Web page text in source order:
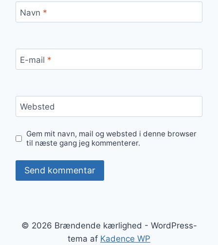
Navn *
E-mail *
Websted
Gem mit navn, mail og websted i denne browser
til næste gang jeg kommenterer.
© 2026 Brændende kærlighed - WordPress-
tema af Kadence WP